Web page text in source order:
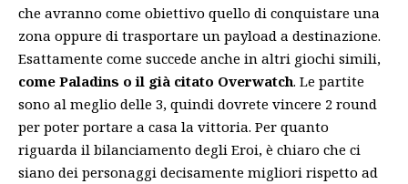
che avranno come obiettivo quello di conquistare una
zona oppure di trasportare un payload a destinazione.
Esattamente come succede anche in altri giochi simili,
come Paladins o il già citato Overwatch. Le partite
sono al meglio delle 3, quindi dovrete vincere 2 round
per poter portare a casa la vittoria. Per quanto
riguarda il bilanciamento degli Eroi, è chiaro che ci
siano dei personaggi decisamente migliori rispetto ad